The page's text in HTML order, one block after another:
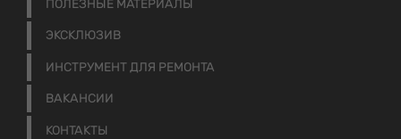
ПОЛЕЗНЫЕ МАТЕРИАЛЫ
ЭКСКЛЮЗИВ
ИНСТРУМЕНТ ДЛЯ РЕМОНТА
ВАКАНСИИ
КОНТАКТЫ